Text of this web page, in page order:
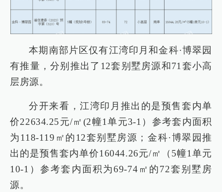
本期南部片区仅有江湾印月和金科·博翠园
有推量，分别推出了12套别墅房源和71套小高
层房源。
分开来看，江湾印月推出的是预售套内单
价22634.25元/㎡(2幢1单元3-1）参考套内面积
为118-119㎡的12套别墅房源；金科·博翠园推
出的是预售套内单价16044.26元/㎡（5幢1单元
10-1）参考套内面积为69-74㎡的72套别墅房
源。